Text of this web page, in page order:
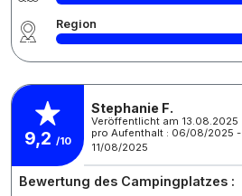
Region
9,2 /10
Stephanie F.
Veröffentlicht am 13.08.2025
pro Aufenthalt : 06/08/2025 -
11/08/2025
Bewertung des Campingplatzes :